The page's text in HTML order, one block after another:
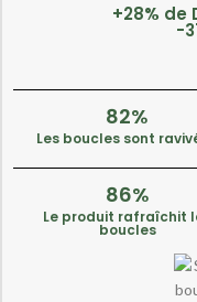
+28% de
-
82%
Les boucles sont
86%
Le produit rafraîchit
boucles